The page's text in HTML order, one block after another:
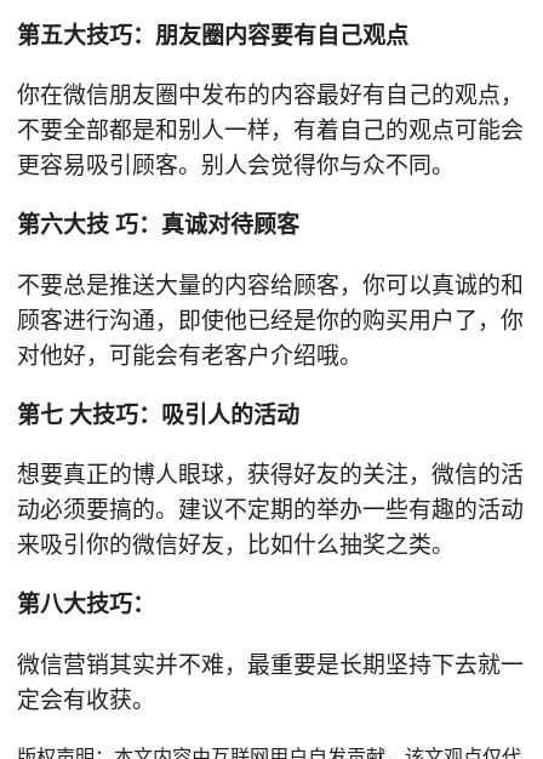
第五大技巧：朋友圈内容要有自己观点
你在微信朋友圈中发布的内容最好有自己的观点，
不要全部都是和别人一样，有着自己的观点可能会
更容易吸引顾客。别人会觉得你与众不同。
第六大技 巧：真诚对待顾客
不要总是推送大量的内容给顾客，你可以真诚的和
顾客进行沟通，即使他已经是你的购买用户了，你
对他好，可能会有老客户介绍哦。
第七 大技巧：吸引人的活动
想要真正的博人眼球，获得好友的关注，微信的活
动必须要搞的。建议不定期的举办一些有趣的活动
来吸引你的微信好友，比如什么抽奖之类。
第八大技巧：
微信营销其实并不难，最重要是长期坚持下去就一
定会有收获。